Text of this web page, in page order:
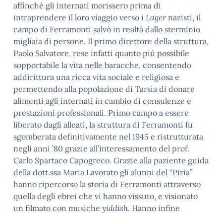
affinché gli internati morissero prima di
intraprendere il loro viaggio verso i Lagernazisti, il
campo di Ferramonti salvò in realtà dallo sterminio
migliaia di persone. Il primo direttore della struttura,
Paolo Salvatore, rese infatti quanto più possibile
sopportabile la vita nelle baracche, consentendo
addirittura una ricca vita sociale e religiosa e
permettendo alla popolazione di Tarsia di donare
alimenti agli internati in cambio di consulenze e
prestazioni professionali. Primo campo a essere
liberato dagli alleati, la struttura di Ferramonti fu
sgomberata definitivamente nel 1945 e ristrutturata
negli anni ’80 grazie all’interessamento del prof.
Carlo Spartaco Capogreco. Grazie alla paziente guida
della dott.ssa Maria Lavorato gli alunni del “Piria”
hanno ripercorso la storia di Ferramonti attraverso
quella degli ebrei che vi hanno vissuto, e visionato
un filmato con musiche yiddish. Hanno infine